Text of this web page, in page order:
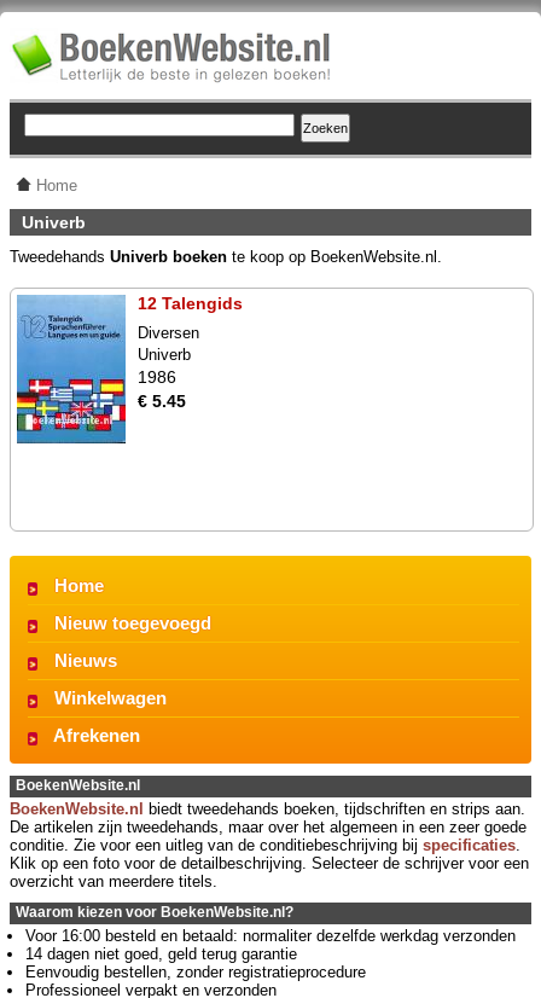
Home
Univerb
Tweedehands Univerb boeken te koop op BoekenWebsite.nl.
12 Talengids
Diversen
Univerb
1986
€ 5.45
Home
Nieuw toegevoegd
Nieuws
Winkelwagen
Afrekenen
BoekenWebsite.nl
BoekenWebsite.nl
biedt tweedehands boeken, tijdschriften en strips aan.
De artikelen zijn tweedehands, maar over het algemeen in een zeer goede
conditie. Zie voor een uitleg van de conditiebeschrijving bij specificaties.
Klik op een foto voor de detailbeschrijving. Selecteer de schrijver voor een
overzicht van meerdere titels.
Waarom kiezen voor BoekenWebsite.nl?
Voor 16:00 besteld en betaald: normaliter dezelfde werkdag verzonden
14 dagen niet goed, geld terug garantie
Eenvoudig bestellen, zonder registratieprocedure
Professioneel verpakt en verzonden